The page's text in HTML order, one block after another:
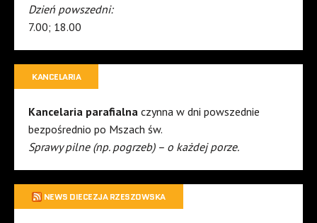
Dzień powszedni:
7.00; 18.00
KANCELARIA
Kancelaria parafialna czynna w dni powszednie
bezpośrednio po Mszach św.
Sprawy pilne (np. pogrzeb) – o każdej porze.
NEWS DIECEZJA RZESZOWSKA